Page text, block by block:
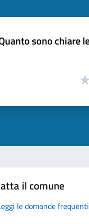
sono chiare
il comune
le domande frequenti